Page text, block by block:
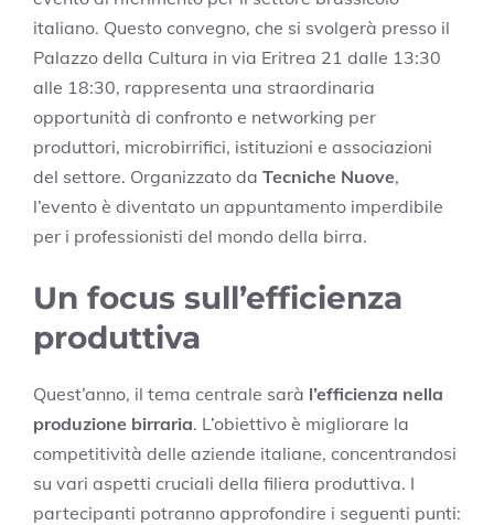
italiano. Questo convegno, che si svolgerà presso il
Palazzo della Cultura in via Eritrea 21 dalle 13:30
alle 18:30, rappresenta una straordinaria
opportunità di confronto e networking per
produttori, microbirrifici, istituzioni e associazioni
del settore. Organizzato da Tecniche Nuove,
l’evento è diventato un appuntamento imperdibile
per i professionisti del mondo della birra.
Un focus sull’efficienza
produttiva
Quest’anno, il tema centrale sarà l’efficienza nella
produzione birraria. L’obiettivo è migliorare la
competitività delle aziende italiane, concentrandosi
su vari aspetti cruciali della filiera produttiva. I
partecipanti potranno approfondire i seguenti punti: